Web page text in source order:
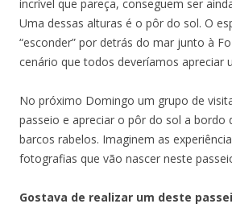
incrível que pareça, conseguem ser
Uma dessas alturas é o pôr do sol. O
“esconder” por detrás do mar junto à
cenário que todos deveríamos apreciar
No próximo Domingo um grupo de
passeio e apreciar o pôr do sol a bordo
barcos rabelos. Imaginem as
fotografias que vão nascer neste
Gostava de realizar um deste